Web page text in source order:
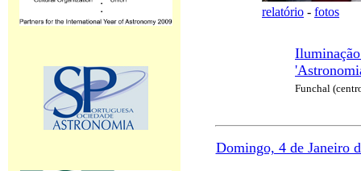
relatório - fotos
Funchal
Domingo, 4 de Janeiro